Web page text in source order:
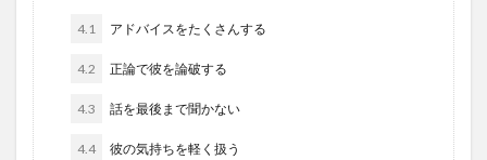
4.1 アドバイスをたくさんする
4.2 正論で彼を論破する
4.3 話を最後まで聞かない
4.4 彼の気持ちを軽く扱う